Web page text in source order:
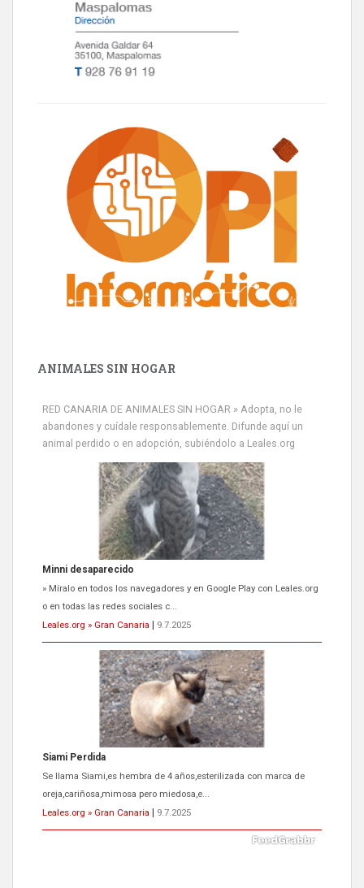
ANIMALES SIN HOGAR
RED CANARIA DE ANIMALES SIN HOGAR » Adopta, no le
abandones y cuídale responsablemente. Difunde aquí un
animal perdido o en adopción, subiéndolo a Leales.org
Minni desaparecido
» Míralo en todos los navegadores y en Google Play con Leales.org
o en todas las redes sociales c...
Leales.org » Gran Canaria
9.7.2025
Siami Perdida
Se llama Siami,es hembra de 4 años,esterilizada con marca de
oreja,cariñosa,mimosa pero miedosa,e...
Leales.org » Gran Canaria
9.7.2025